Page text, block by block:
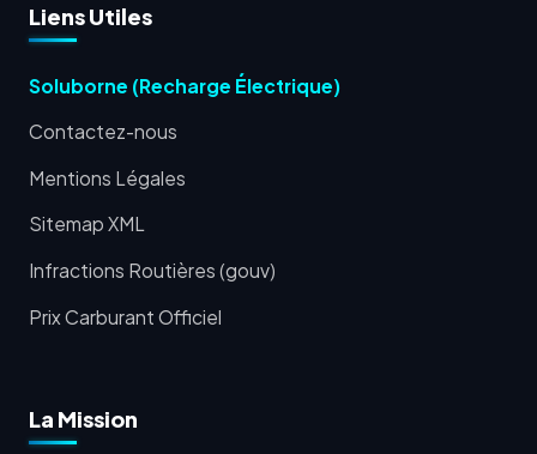
Liens Utiles
Soluborne (Recharge Électrique)
Contactez-nous
Mentions Légales
Sitemap XML
Infractions Routières (gouv)
Prix Carburant Officiel
La Mission